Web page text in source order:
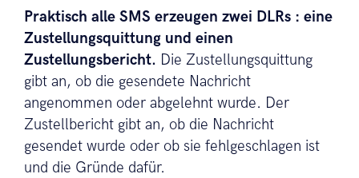
Praktisch alle SMS erzeugen zwei DLRs : eine
Zustellungsquittung und einen
Zustellungsbericht. Die Zustellungsquittung
gibt an, ob die gesendete Nachricht
angenommen oder abgelehnt wurde. Der
Zustellbericht gibt an, ob die Nachricht
gesendet wurde oder ob sie fehlgeschlagen ist
und die Gründe dafür.